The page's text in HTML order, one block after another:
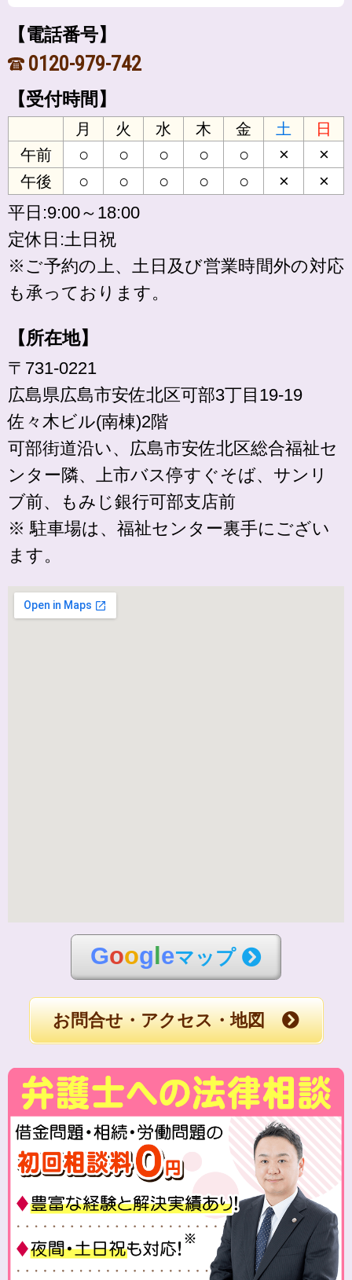
【電話番号】
0120-979-742
【受付時間】
月 火 水 木 金 土
日
午前
○ ○ ○ ○ ○ × ×
午後 ○ ○ ○ ○ ○ ×
×
平日:9:00～18:00
定休日:土日祝
※ご予約の上、土日及び営業時間外の対応
も承っております。
【所在地】
〒731-0221
広島県広島市安佐北区可部3丁目19-19
佐々木ビル(南棟)2階
可部街道沿い、広島市安佐北区総合福祉セ
ンター隣、上市バス停すぐそば、サンリ
ブ前、もみじ銀行可部支店前
※ 駐車場は、福祉センター裏手にござい
ます。
Goog eマップ
お問合せ・アクセス・地図